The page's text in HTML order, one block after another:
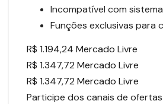
Incompatível com
Funções exclusivas para
R$ 1.194,24 Mercado Livre
R$ 1.347,72 Mercado Livre
R$ 1.347,72 Mercado Livre
Participe dos canais de